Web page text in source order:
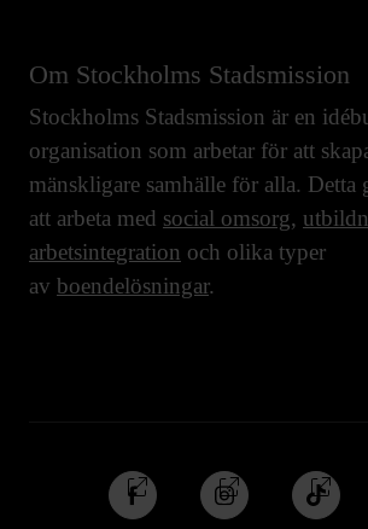
Om Stockholms Stadsmission
Stockholms Stadsmission är en
organisation som arbetar för att
mänskligare samhälle för alla. Detta
att arbeta med social omsorg,
arbetsintegration och olika typer
av boendelösningar.
Följ
oss
Följ
oss
Följ
oss